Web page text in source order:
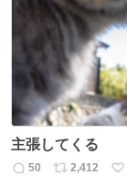
数
主張してくる
返
50
リ
2,412
い